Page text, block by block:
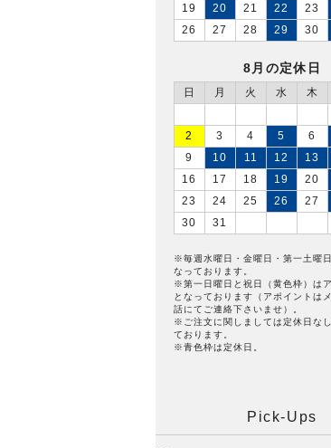
19
20 21 22 23
26
27 28 29 30
8月の定休日
日 月 火 水 木
2
3 4 5 6
9
10 11 12 13
16
17 18 19 20
23
24 25 26 27
30
31
※毎週水曜日・金曜日・第一土曜
なっております。
※第一日曜日と祝日（黄色枠）は
となっております（アポイントは
話にてご連絡下さいませ）。
※ご注文に関しましては定休日な
ております。
※青色枠は定休日。
Pick-Ups